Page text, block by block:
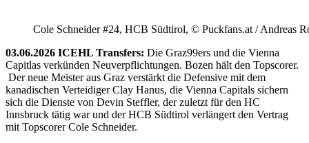
Cole Schneider #24, HCB Südtirol, © Puckfans.at / Andreas
03.06.2026 ICEHL Transfers: Die Graz99ers und die Vienna
Capitlas verkünden Neuverpflichtungen. Bozen hält den Topscorer.
Der neue Meister aus Graz verstärkt die Defensive mit dem
kanadischen Verteidiger Clay Hanus, die Vienna Capitals sichern
sich die Dienste von Devin Steffler, der zuletzt für den HC
Innsbruck tätig war und der HCB Südtirol verlängert den Vertrag
mit Topscorer Cole Schneider.